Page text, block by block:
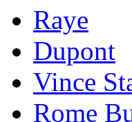
Raye
Dupont
Vince
Rome